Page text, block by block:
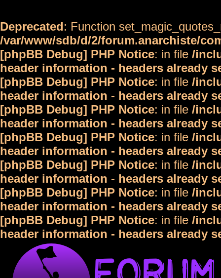
Deprecated: Function
/var/www/sdb/d/2/forum.anarchiste/
[phpBB Debug] PHP Notice: in file /
header information - headers already
[phpBB Debug] PHP Notice: in file /
header information - headers already
[phpBB Debug] PHP Notice: in file /
header information - headers already
[phpBB Debug] PHP Notice: in file /
header information - headers already
[phpBB Debug] PHP Notice: in file /
header information - headers already
[phpBB Debug] PHP Notice: in file /
header information - headers already
[phpBB Debug] PHP Notice: in file /
header information - headers already